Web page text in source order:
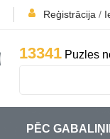
Reģistrācija /
13341 Puzles
PĒC